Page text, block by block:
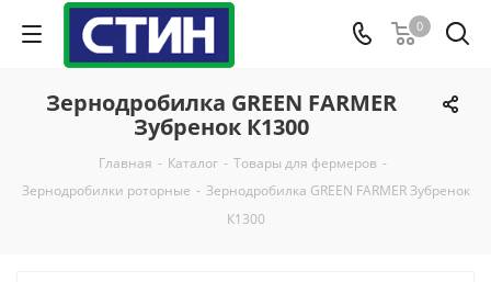
0
Зернодробилка GREEN FARMER
Зубренок К1300
Главная - Каталог - Товары для фермеров -
Зернодробилки роторные - Зернодробилка GREEN FARMER Зубренок
К1300